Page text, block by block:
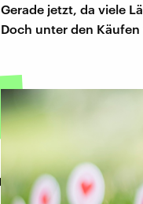
Gerade jetzt, da viele
Doch unter den